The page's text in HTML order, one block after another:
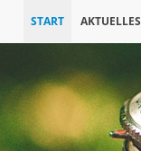
START AKTUELLES